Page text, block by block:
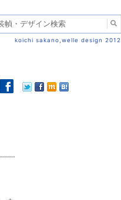
koichi sakano,welle design 2012